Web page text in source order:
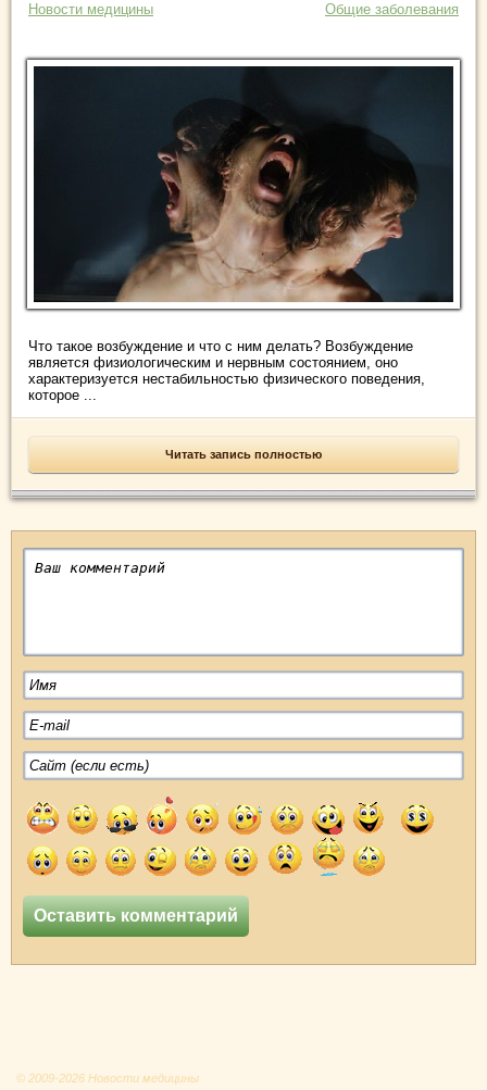
Новости медицины Общие заболевания
Что такое возбуждение и что с ним делать? Возбуждение
является физиологическим и нервным состоянием, оно
характеризуется нестабильностью физического поведения,
которое ...
Читать запись полностью
© 2009-2026 Новости медицины